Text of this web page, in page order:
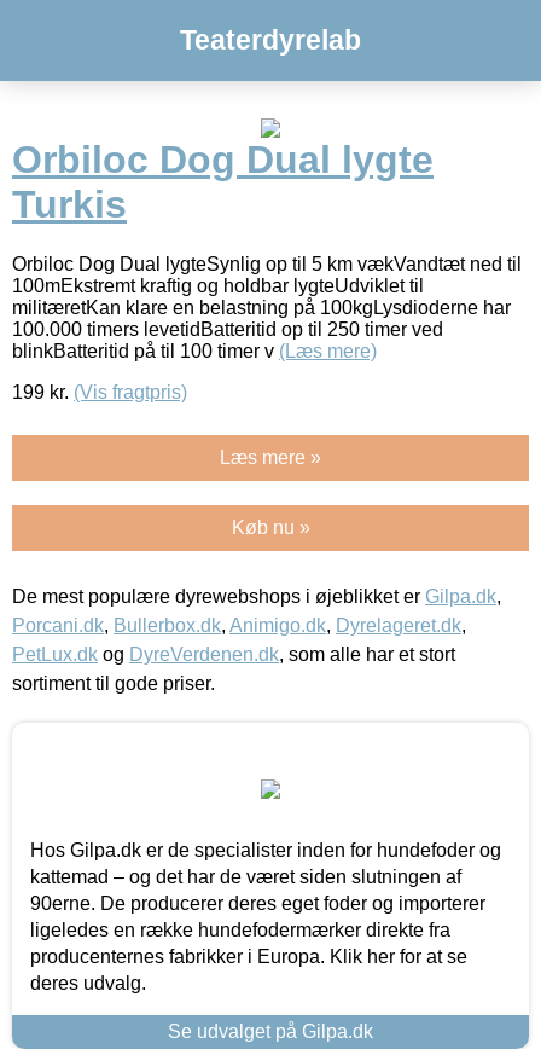
Teaterdyrelab
Orbiloc Dog Dual lygte
Turkis
Orbiloc Dog Dual lygteSynlig op til 5 km vækVandtæt ned til
100mEkstremt kraftig og holdbar lygteUdviklet til
militæretKan klare en belastning på 100kgLysdioderne har
100.000 timers levetidBatteritid op til 250 timer ved
blinkBatteritid på til 100 timer v (Læs mere)
199 kr. (Vis fragtpris)
Læs mere »
Køb nu »
De mest populære dyrewebshops i øjeblikket er Gilpa.dk,
Porcani.dk, Bullerbox.dk, Animigo.dk, Dyrelageret.dk,
PetLux.dk og DyreVerdenen.dk, som alle har et stort
sortiment til gode priser.
Hos Gilpa.dk er de specialister inden for hundefoder og
kattemad – og det har de været siden slutningen af
90erne. De producerer deres eget foder og importerer
ligeledes en række hundefodermærker direkte fra
producenternes fabrikker i Europa. Klik her for at se
deres udvalg.
Se udvalget på Gilpa.dk